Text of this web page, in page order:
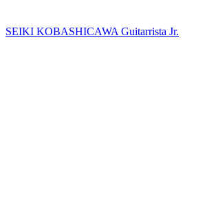
SEIKI KOBASHICAWA Guitarrista Jr.